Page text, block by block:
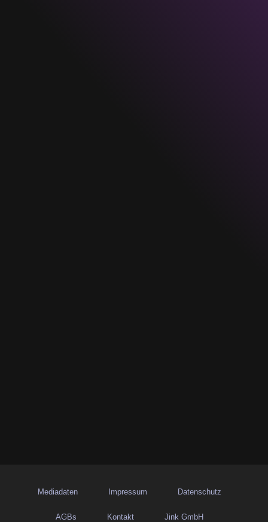
Mediadaten Impressum Datenschutz
AGBs Kontakt Jink GmbH